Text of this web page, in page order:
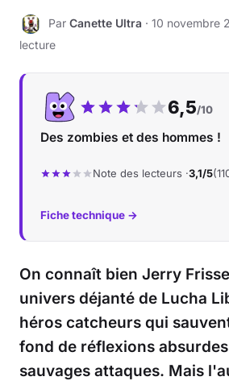
C Par Canette Ultra · 10 novembre
lecture
Notre note :
6,5/10
Des zombies et des hommes !
Note des lecteurs ·3,1/5
Fiche technique →
On connaît bien Jerry
univers déjanté de Lucha
héros catcheurs qui
fond de réflexions
sauvages attaques. Mais